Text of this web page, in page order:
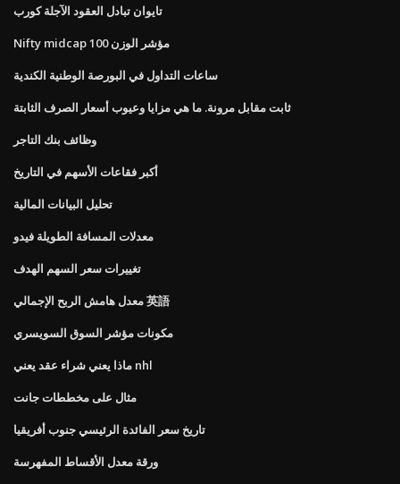
تايوان تبادل العقود الآجلة كورب
Nifty midcap 100 مؤشر الوزن
ساعات التداول في البورصة الوطنية الكندية
ثابت مقابل مرونة. ما هي مزايا وعيوب أسعار الصرف الثابتة
وظائف بنك التاجر
أكبر فقاعات الأسهم في التاريخ
تحليل البيانات المالية
معدلات المسافة الطويلة فيدو
تغييرات سعر السهم الهدف
معدل هامش الربح الإجمالي 英語
مكونات مؤشر السوق السويسري
ماذا يعني شراء عقد يعني nhl
مثال على مخططات جانت
تاريخ سعر الفائدة الرئيسي جنوب أفريقيا
ورقة معدل الأقساط المفهرسة